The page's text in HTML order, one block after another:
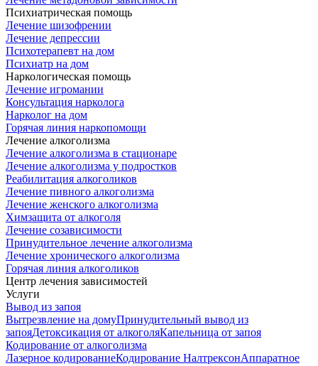
Психиатрическая помощь
Лечение шизофрении
Лечение депрессии
Психотерапевт на дом
Психиатр на дом
Наркологическая помощь
Лечение игромании
Консультация нарколога
Нарколог на дом
Горячая линия наркопомощи
Лечение алкоголизма
Лечение алкоголизма в стационаре
Лечение алкоголизма у подростков
Реабилитация алкоголиков
Лечение пивного алкоголизма
Лечение женского алкоголизма
Химзащита от алкоголя
Лечение созависимости
Принудительное лечение алкоголизма
Лечение хронического алкоголизма
Горячая линия алкоголиков
Центр лечения зависимостей
Услуги
Вывод из запоя
Вытрезвление на домуПринудительный вывод из
запояДетоксикация от алкоголяКапельница от запоя
Кодирование от алкоголизма
Лазерное кодированиеКодирование НалтрексонАппаратное